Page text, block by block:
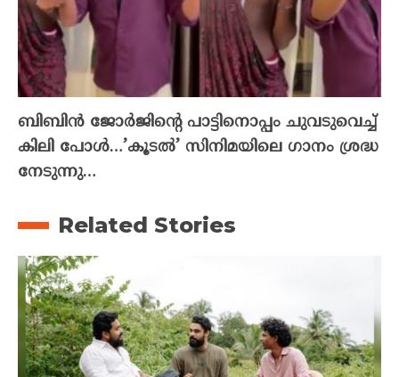
ബിബിൻ ജോർജിന്റെ പാട്ടിനൊപ്പം ചുവടുവെച്ച്
കിലി പോൾ…’കൂടൽ’ സിനിമയിലെ ഗാനം ശ്രദ്ധ
നേടുന്നു…
Related Stories